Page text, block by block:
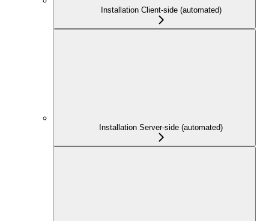
Installation Client-side (automated)
Installation Server-side (automated)